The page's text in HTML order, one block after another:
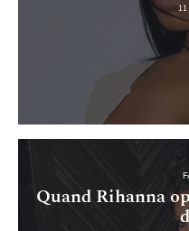
11
Quand Rihanna